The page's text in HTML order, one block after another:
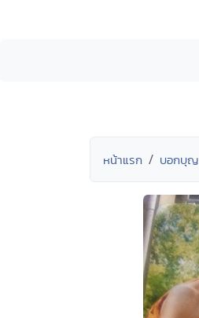
หน้าแรก บอกบุญ